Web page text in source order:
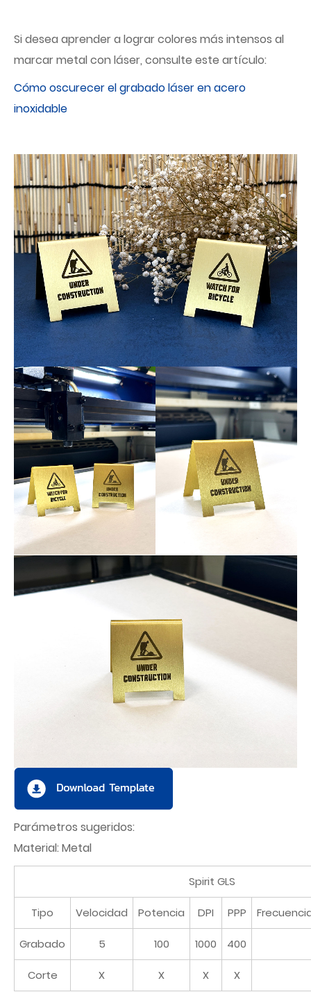
Si desea aprender a lograr colores más intensos al
marcar metal con láser, consulte este artículo:
Cómo oscurecer el grabado láser en acero
inoxidable
Parámetros sugeridos:
Material: Metal
Spirit GLS
Tipo Velocidad Potencia DPI PPP
Grabado 5 100 1000 400
Corte X X X X